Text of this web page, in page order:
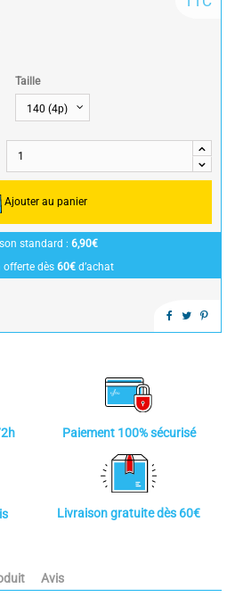
Taille
Ajouter au panier
standard : 6,90€
offerte dès 60€ d’achat
Paiement 100% sécurisé
Livraison gratuite dès 60€
Avis